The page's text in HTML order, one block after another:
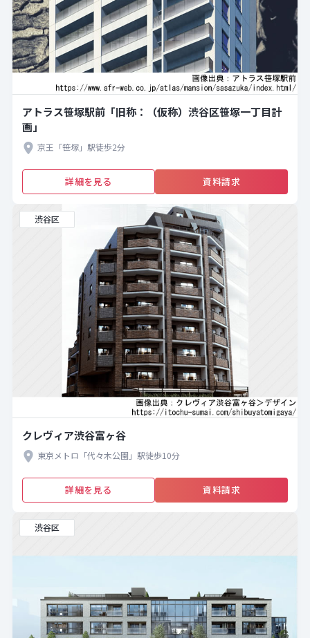
アトラス笹塚駅前「旧称：（仮称）渋谷区笹塚一丁目計
画」
京王「笹塚」駅徒歩2分
詳細を見る 資料請求
渋谷区
クレヴィア渋谷富ヶ谷
東京メトロ「代々木公園」駅徒歩10分
詳細を見る 資料請求
渋谷区